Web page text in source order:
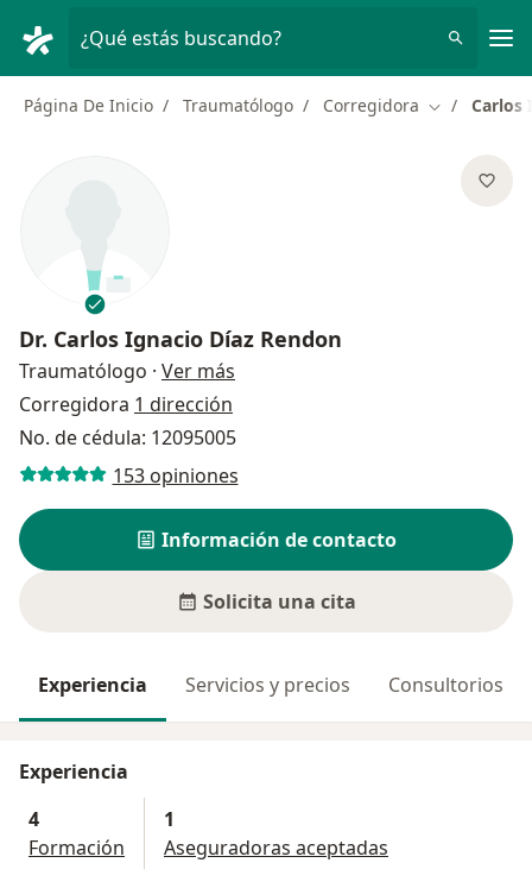
¿Qué estás buscando?
Página De Inicio Traumatólogo Corregidora Cambiar de
Carlos
Dr. Carlos Ignacio Díaz Rendon
Traumatólogo · Ver más
Corregidora 1 dirección
No. de cédula: 12095005
153 opiniones
Información de contacto
Solicita una cita
Experiencia Servicios y precios Consultorios
Experiencia
4
Formación
1
Aseguradoras aceptadas